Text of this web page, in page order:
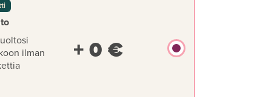
ilman
+ 0 €